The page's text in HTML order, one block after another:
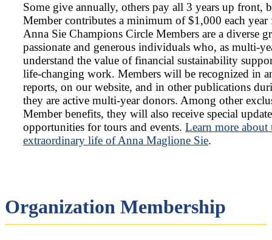
Some give annually, others pay all 3 years up front,
Member contributes a minimum of $1,000 each year
Anna Sie Champions Circle Members are a diverse
passionate and generous individuals who, as multi-
understand the value of financial sustainability
life-changing work. Members will be recognized in
reports, on our website, and in other publications
they are active multi-year donors. Among other
Member benefits, they will also receive special
opportunities for tours and events. Learn more about
extraordinary life of Anna Maglione Sie.
Organization Membership